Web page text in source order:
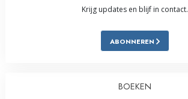
Krijg updates en blijf in contact.
ABONNEREN
BOEKEN